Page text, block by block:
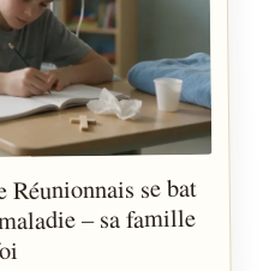
Réunionnais se bat
– sa famille